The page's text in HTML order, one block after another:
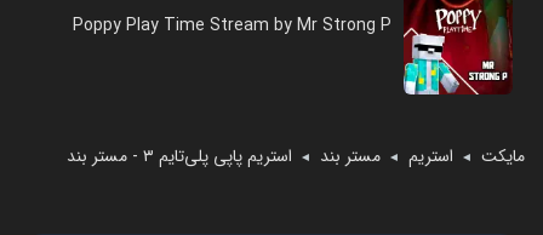
Poppy Play Time Stream by Mr Strong P
مایکت ◄ استریم ◄ مستر بند ◄ استریم پاپی پلی‌تایم ۳ - مستر بند